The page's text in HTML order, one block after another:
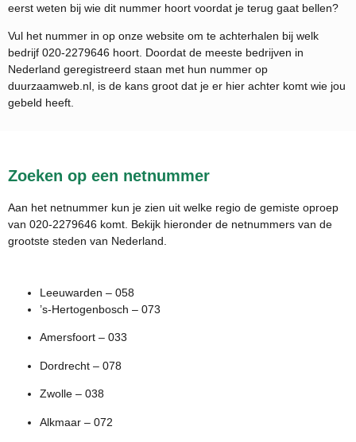
eerst weten bij wie dit nummer hoort voordat je terug gaat bellen?
Vul het nummer in op onze website om te achterhalen bij welk
bedrijf 020-2279646 hoort. Doordat de meeste bedrijven in
Nederland geregistreerd staan met hun nummer op
duurzaamweb.nl, is de kans groot dat je er hier achter komt wie jou
gebeld heeft.
Zoeken op een netnummer
Aan het netnummer kun je zien uit welke regio de gemiste oproep
van 020-2279646 komt. Bekijk hieronder de netnummers van de
grootste steden van Nederland.
Leeuwarden – 058
’s-Hertogenbosch – 073
Amersfoort – 033
Dordrecht – 078
Zwolle – 038
Alkmaar – 072